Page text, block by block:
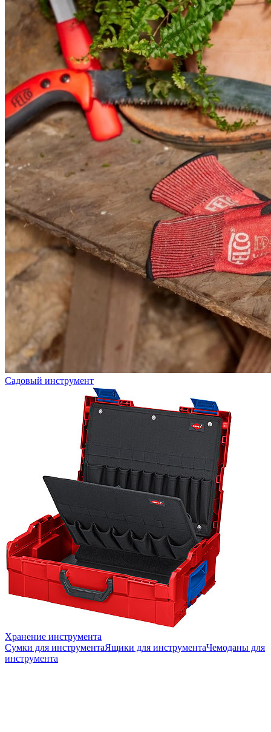
Садовый инструмент
Хранение инструмента
Сумки для инструментаЯщики для инструментаЧемоданы для
инструмента